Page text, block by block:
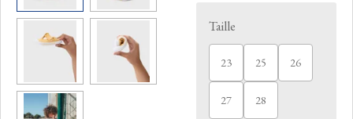
Taille
23 25 26
27 28